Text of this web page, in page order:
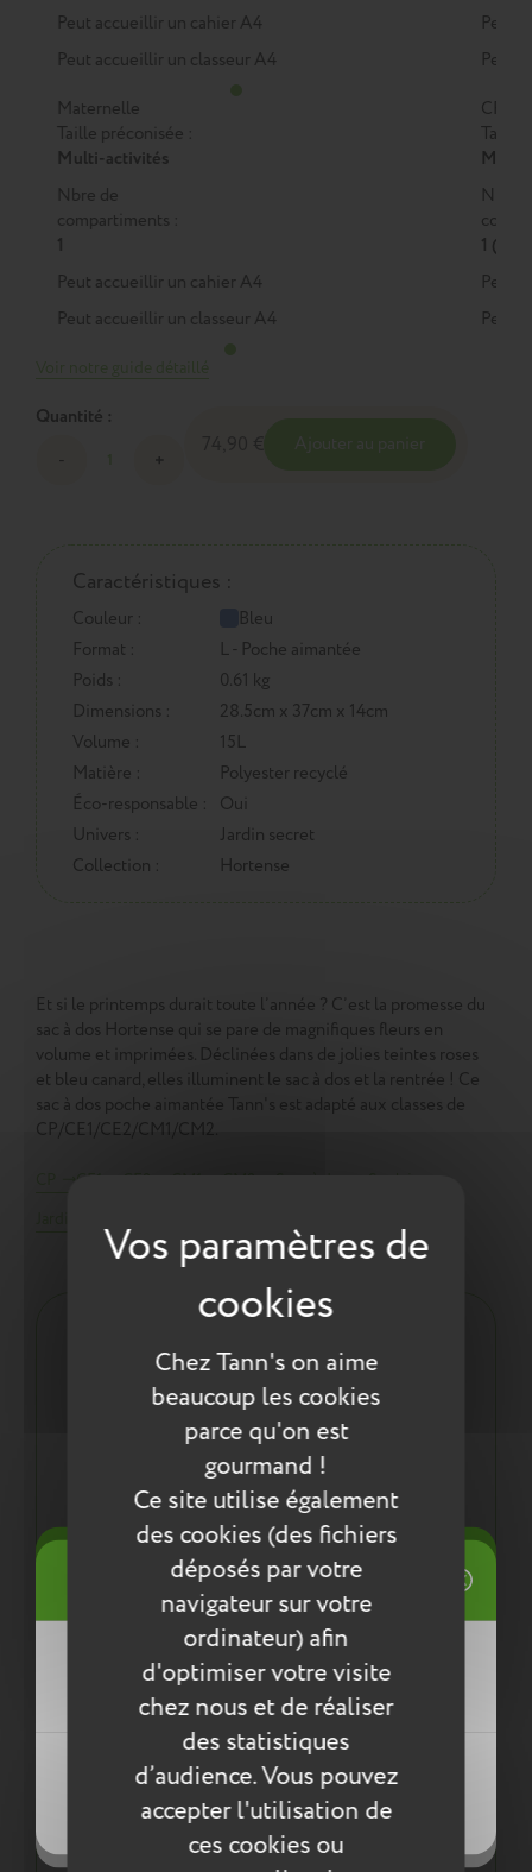
Chez Tann's on aime
beaucoup les cookies
parce qu'on est
gourmand !
Ce site utilise également
des cookies (des fichiers
déposés par votre
navigateur sur votre
ordinateur) afin
d'optimiser votre visite
chez nous et de réaliser
des statistiques
d’audience. Vous pouvez
accepter l'utilisation de
ces cookies ou
Peut accueillir un cahier A4
Peut accueillir un classeur A4
Peut
Peut
Maternelle
Taille préconisée :
Multi-activités
Nbre de
compartiments :
1
Peut accueillir un cahier A4
Peut accueillir un classeur A4
CP
Taille
M
Nbre
1 (M)
Peut
Peut
Quantité :
Caractéristiques :
Couleur :
Bleu
Format :
L - Poche aimantée
Poids :
0.61 kg
Dimensions :
28.5cm x 37cm x 14cm
Volume :
15L
Matière :
Polyester recyclé
Éco-responsable :
Oui
Univers :
Jardin secret
Collection :
Hortense
Et si le printemps durait toute l’année ? C’est la promesse du
sac à dos Hortense qui se pare de magnifiques fleurs en
volume et imprimées. Déclinées dans de jolies teintes roses
et bleu canard, elles illuminent le sac à dos et la rentrée ! Ce
sac à dos poche aimantée Tann's est adapté aux classes de
CP/CE1/CE2/CM1/CM2.
CE1 CE2 CM1 CM2 Sacs à dos
Scolaire
Description :
Pour tout ranger dans son sac à dos :
2 compartiments pouvant accueillir les cahiers
Adapté pour les classes du primaire
Poche avant avec pressions aimantées pour y
glisser un agenda ou d'autres petits objets du
quotidien
Poche intérieure
Porte-étiquette avec étiquette cartonnée
Ergonomie :
Dos et bretelles ergonomiques et confortables
Poignée ergonomique
Léger, en moyenne 614g
Les plus du produit :
Mes listes d'envies
Créer une nouvelle liste
((title))
((cancelText))
((createText))
Connexion
Vous devez être connecté pour ajouter
des produits à votre liste d'envies.
((cancelText))
((loginText))